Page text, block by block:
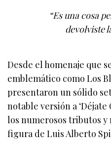
“Es una cosa
devolviste
Desde el homenaje que
emblemático como Los
presentaron un sólido
notable versión a ‘Déjate
los numerosos tributos y
figura de Luis Alberto